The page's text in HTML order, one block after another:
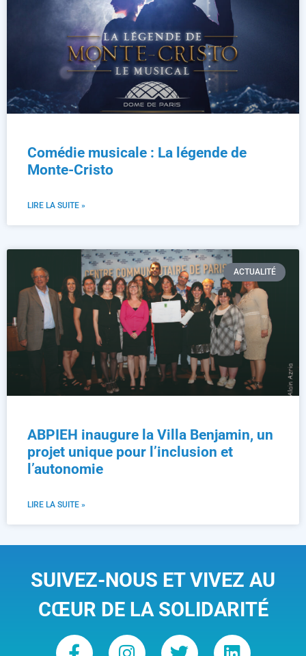
Comédie musicale : La légende de
Monte-Cristo
LIRE LA SUITE »
ACTUALITÉ
ABPIEH inaugure la Villa Benjamin, un
projet unique pour l’inclusion et
l’autonomie
LIRE LA SUITE »
SUIVEZ-NOUS ET VIVEZ AU
CŒUR DE LA SOLIDARITÉ